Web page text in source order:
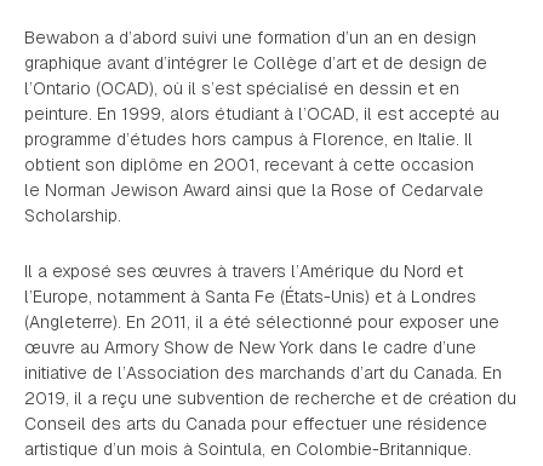
Bewabon a d’abord suivi une formation d’un an en design
graphique avant d’intégrer le Collège d’art et de design de
l’Ontario (OCAD), où il s’est spécialisé en dessin et en
peinture. En 1999, alors étudiant à l’OCAD, il est accepté au
programme d’études hors campus à Florence, en Italie. Il
obtient son diplôme en 2001, recevant à cette occasion
le Norman Jewison Award ainsi que la Rose of Cedarvale
Scholarship.
Il a exposé ses œuvres à travers l’Amérique du Nord et
l’Europe, notamment à Santa Fe (États-Unis) et à Londres
(Angleterre). En 2011, il a été sélectionné pour exposer une
œuvre au Armory Show de New York dans le cadre d’une
initiative de l’Association des marchands d’art du Canada. En
2019, il a reçu une subvention de recherche et de création du
Conseil des arts du Canada pour effectuer une résidence
artistique d’un mois à Sointula, en Colombie-Britannique.